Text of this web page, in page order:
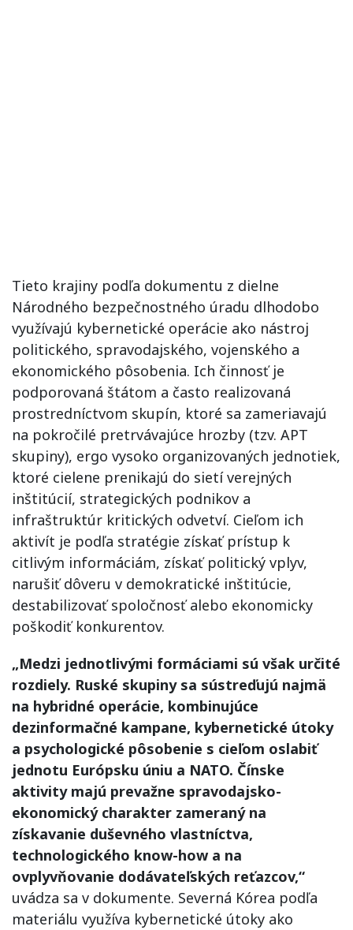
Tieto krajiny podľa dokumentu z dielne
Národného bezpečnostného úradu dlhodobo
využívajú kybernetické operácie ako nástroj
politického, spravodajského, vojenského a
ekonomického pôsobenia. Ich činnosť je
podporovaná štátom a často realizovaná
prostredníctvom skupín, ktoré sa zameriavajú
na pokročilé pretrvávajúce hrozby (tzv. APT
skupiny), ergo vysoko organizovaných jednotiek,
ktoré cielene prenikajú do sietí verejných
inštitúcií, strategických podnikov a
infraštruktúr kritických odvetví. Cieľom ich
aktivít je podľa stratégie získať prístup k
citlivým informáciám, získať politický vplyv,
narušiť dôveru v demokratické inštitúcie,
destabilizovať spoločnosť alebo ekonomicky
poškodiť konkurentov.
„Medzi jednotlivými formáciami sú však určité
rozdiely. Ruské skupiny sa sústreďujú najmä
na hybridné operácie, kombinujúce
dezinformačné kampane, kybernetické útoky
a psychologické pôsobenie s cieľom oslabiť
jednotu Európsku úniu a NATO. Čínske
aktivity majú prevažne spravodajsko-
ekonomický charakter zameraný na
získavanie duševného vlastníctva,
technologického know-how a na
ovplyvňovanie dodávateľských reťazcov,“
uvádza sa v dokumente. Severná Kórea podľa
materiálu využíva kybernetické útoky ako